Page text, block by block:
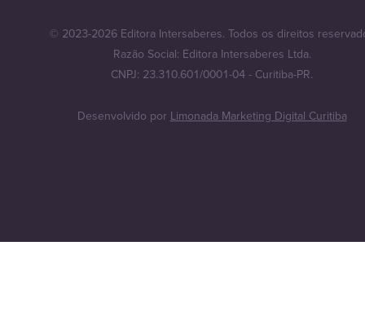
© 2023-2026 Editora Intersaberes. Todos os direitos
Razão Social: Editora Intersaberes Ltda.
CNPJ: 23.310.601/0001-04 - Curitiba-PR.
Desenvolvido porLimonada Marketing Digital Curitiba